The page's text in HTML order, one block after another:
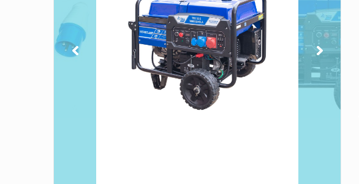
Грузоподъемное оборудование
Силовая техника